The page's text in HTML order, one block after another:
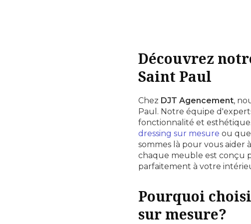
Découvrez
Saint Paul
Chez DJT Agencement,
Paul. Notre équipe
fonctionnalité et
dressing sur mesure ou
sommes là pour vous aider
chaque meuble est conçu
parfaitement à votre
Pourquoi
sur mesure?